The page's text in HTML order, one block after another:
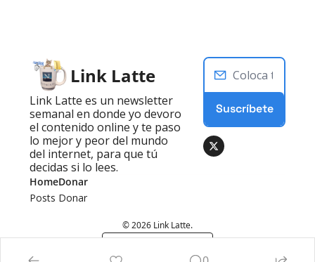
Link Latte
Link Latte es un newsletter
semanal en donde yo devoro
el contenido online y te paso
lo mejor y peor del mundo
del internet, para que tú
decidas si lo lees.
Suscríbete
Home
Posts
Donar
Donar
© 2026 Link Latte.